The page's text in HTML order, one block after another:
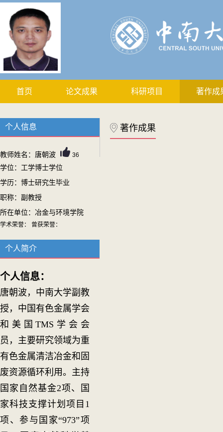
首页 论文成果 科研项目 著作成
个人信息
教师姓名：唐朝波 36
学位：工学博士学位
学历：博士研究生毕业
职称：副教授
所在单位：冶金与环境学院
学术荣誉： 曾获荣誉：
个人简介
个人信息：
唐朝波，中南大学副教
授，中国有色金属学会
和美国TMS学会会
员，主要研究领域为重
有色金属清洁冶金和固
废资源循环利用。主持
国家自然基金2项、国
家科技支撑计划项目1
项、参与国家“973”项
著作成果